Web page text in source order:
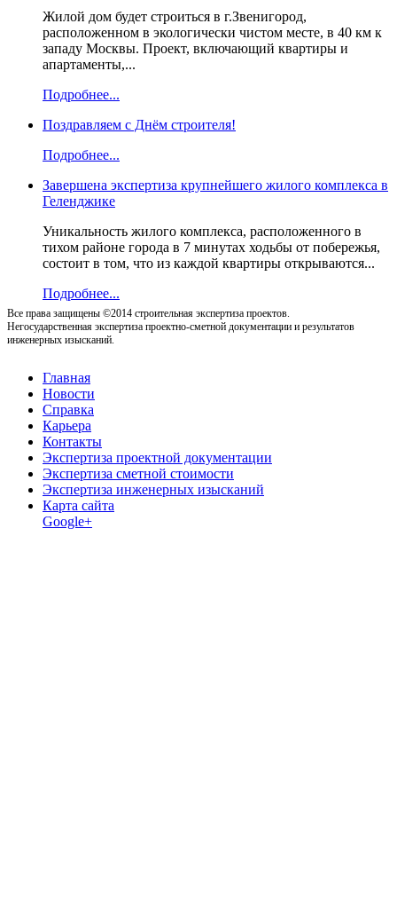
Жилой дом будет строиться в г.Звенигород,
расположенном в экологически чистом месте, в 40 км к
западу Москвы. Проект, включающий квартиры и
апартаменты,...
Подробнее...
Поздравляем с Днём строителя!
Подробнее...
Завершена экспертиза крупнейшего жилого комплекса в
Геленджике
Уникальность жилого комплекса, расположенного в
тихом районе города в 7 минутах ходьбы от побережья,
состоит в том, что из каждой квартиры открываются...
Подробнее...
Все права защищены ©2014 строительная экспертиза проектов.
Негосударственная экспертиза проектно-сметной документации и результатов
инженерных изысканий.
Главная
Новости
Справка
Карьера
Контакты
Экспертиза проектной документации
Экспертиза сметной стоимости
Экспертиза инженерных изысканий
Карта сайта
Google+